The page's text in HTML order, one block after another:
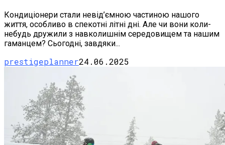
Кондиціонери стали невід’ємною частиною нашого
життя, особливо в спекотні літні дні. Але чи вони коли-
небудь дружили з навколишнім середовищем та нашим
гаманцем? Сьогодні, завдяки...
prestigeplanner24.06.2025